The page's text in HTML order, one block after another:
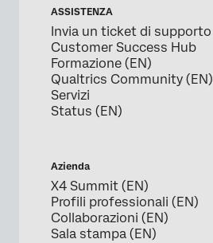
ASSISTENZA
Invia un ticket di supporto
Customer Success Hub
Formazione (EN)
Qualtrics Community (EN)
Servizi
Status (EN)
Azienda
X4 Summit (EN)
Profili professionali (EN)
Collaborazioni (EN)
Sala stampa (EN)